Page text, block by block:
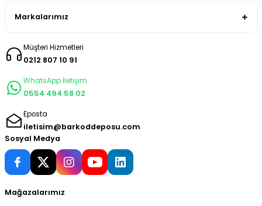
Markalarımız
Müşteri Hizmetleri
0212 807 10 91
WhatsApp İletişim
0554 494 58 02
Eposta
iletisim@barkoddeposu.com
Sosyal Medya
Mağazalarımız